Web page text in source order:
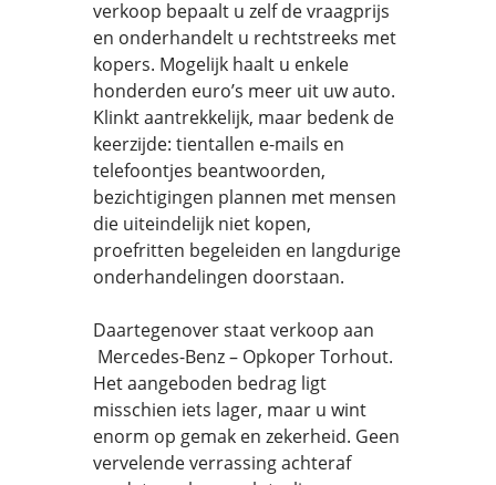
verkoop bepaalt u zelf de vraagprijs
en onderhandelt u rechtstreeks met
kopers. Mogelijk haalt u enkele
honderden euro’s meer uit uw auto.
Klinkt aantrekkelijk, maar bedenk de
keerzijde: tientallen e-mails en
telefoontjes beantwoorden,
bezichtigingen plannen met mensen
die uiteindelijk niet kopen,
proefritten begeleiden en langdurige
onderhandelingen doorstaan.
Daartegenover staat verkoop aan
Mercedes-Benz – Opkoper Torhout.
Het aangeboden bedrag ligt
misschien iets lager, maar u wint
enorm op gemak en zekerheid. Geen
vervelende verrassing achteraf